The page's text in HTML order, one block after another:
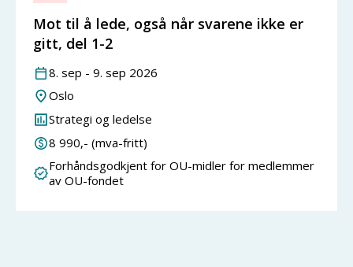
Mot til å lede, også når svarene ikke er
gitt, del 1-2
8. sep - 9. sep 2026
Oslo
Strategi og ledelse
8 990,- (mva-fritt)
Forhåndsgodkjent for OU-midler for medlemmer
av OU-fondet